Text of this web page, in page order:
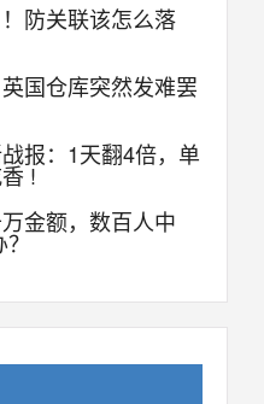
防关联该怎么落
国仓库突然发难罢
报：1天翻4倍，单
!
金额，数百人中
？